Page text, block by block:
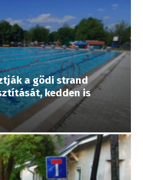
a gödi strand
kedden is